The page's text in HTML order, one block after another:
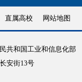
直属高校 网站地图
共和国工业和信息化部
安街13号